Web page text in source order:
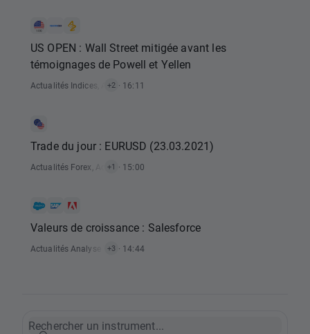
US OPEN : Wall Street mitigée avant les
témoignages de Powell et Yellen
Actualités Indices Actualités Analyse Technique
+2 · 16:11
Trade du jour : EURUSD (23.03.2021)
Actualités Forex Actualités Signaux De Trading
+1 · 15:00
Valeurs de croissance : Salesforce
Actualités Analyse Technique,
+3 · 14:44
Rechercher un instrument...